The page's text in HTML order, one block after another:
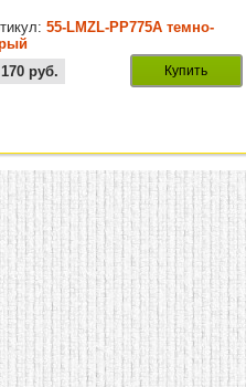
55-LMZL-PP775A темно-
руб. Купить